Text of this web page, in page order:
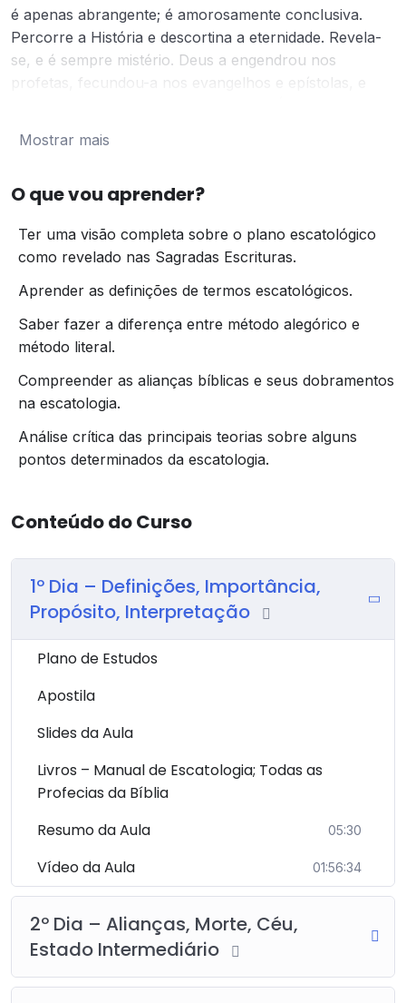
é apenas abrangente; é amorosamente conclusiva.
Percorre a História e descortina a eternidade. Revela-
se, e é sempre mistério. Deus a engendrou nos
profetas, fecundou-a nos evangelhos e epístolas, e
voz. Se alguma coisa se esconder, isto fica por conta
Escatologia Cristã, centralizada na Bíblia, é uma
palavras irrevogáveis de um Deus eterno e imutável.”
Harold B. Allison
ATENÇÃO: Este módulo é oferecido com
aulas ao vivo
apenas nas datas divulgadas no
Calendário
Disciplina integrada ao curso Básico em Teololgia da
ETEBABI e pré-requisito do curso Pleno em Teologia.
Mostrar mais
O que vou aprender?
Ter uma visão completa sobre o plano escatológico
como revelado nas Sagradas Escrituras.
Aprender as definições de termos escatológicos.
Saber fazer a diferença entre método alegórico e
método literal.
Compreender as alianças bíblicas e seus dobramentos
na escatologia.
Análise crítica das principais teorias sobre alguns
pontos determinados da escatologia.
Conteúdo do Curso
1º Dia – Definições, Importância,
Propósito, Interpretação
Plano de Estudos
Apostila
Slides da Aula
Livros – Manual de Escatologia; Todas as
Profecias da Bíblia
Resumo da Aula
05:30
Vídeo da Aula 01:56:34
2º Dia – Alianças, Morte, Céu,
Estado Intermediário